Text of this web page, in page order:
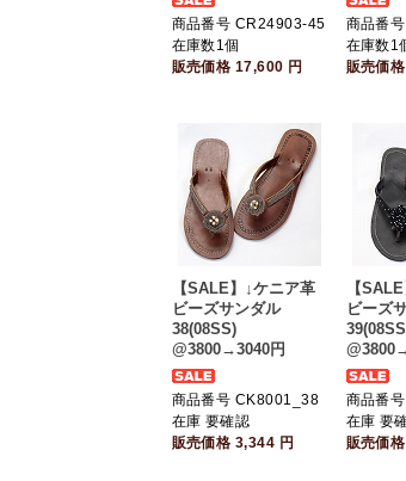
商品番号 CR24903-45
在庫数1個
販売価格 17,600 円
商品番
在庫数1
販売価格
【SALE】↓ケニア革
ビーズサンダル
38(08SS)
@3800→3040円
商品番号 CK8001_38
在庫 要確認
販売価格 3,344 円
【
ビーズ
商品番
在庫 要
販売価格